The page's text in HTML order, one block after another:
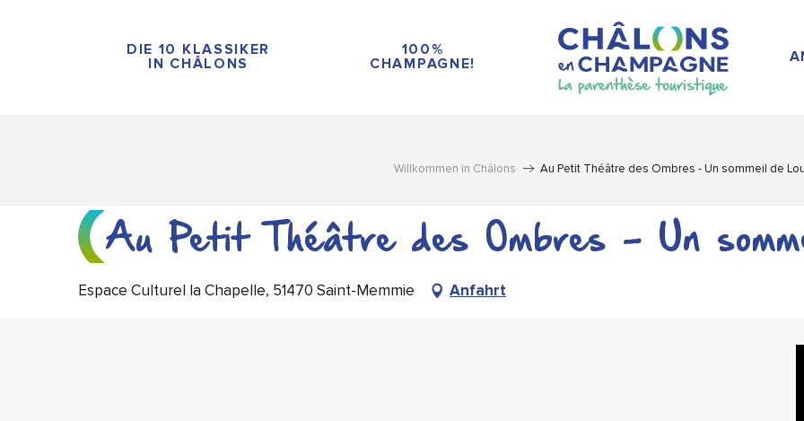
DIE 10 KLASSIKER
IN CHÂLONS
100%
CHAMPAGNE!
Willkommen in Châlons Au Petit Théâtre des Ombres - Un sommeil de
Au Petit Théâtre des Ombres - Un
Espace Culturel la Chapelle, 51470 Saint-Memmie Anfahrt